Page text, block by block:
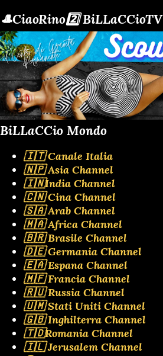
🎩CiaoRino2️⃣ BiLLaCCioTV
BiLLaCCio Mondo
🇮🇹 Canale Italia
🇳🇵 Asia Channel
🇮🇳India Channel
🇨🇳 Cina Channel
🇸🇦 Arab Channel
🇲🇦 Africa Channel
🇧🇷 Brasile Channel
🇩🇪 Germania Channel
🇪🇦 Espana Channel
🇲🇫 Francia Channel
🇷🇺 Russia Channel
🇺🇲 Stati Uniti Channel
🇬🇧 Inghilterra Channel
🇹🇩Romania Channel
🇮🇱 Jerusalem Channel